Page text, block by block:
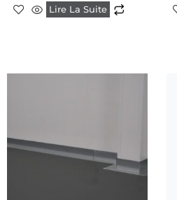
Lire La Suite